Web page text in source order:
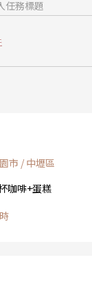
最新消息
市 / 中壢區
咖啡+蛋糕